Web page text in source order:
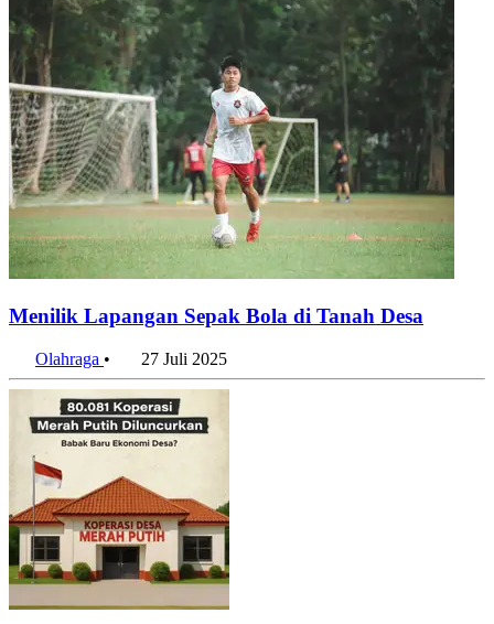
Menilik Lapangan Sepak Bola di Tanah Desa
Olahraga • 27 Juli 2025